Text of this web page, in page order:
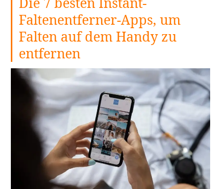
Faltenentferner-Apps, um
Falten auf dem Handy zu
entfernen